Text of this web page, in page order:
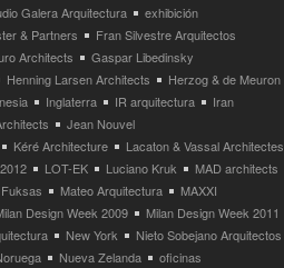
Galera Arquitectura
exhibición
& Partners
Fran Silvestre Arquitectos
Architects
Gaspar Libedinsky
Henning Larsen Architects
Herzog & de Meuron
Inglaterra IR arquitectura
Iran
Jean Nouvel
Kéré Architecture
Lacaton & Vassal Architectes
LOT-EK Luciano Kruk
MAD architects
Mateo Arquitectura
MAXXI
Design Week 2009
Milan Design Week 2011
New York
Nieto Sobejano Arquitectos
Nueva Zelanda
oficinas